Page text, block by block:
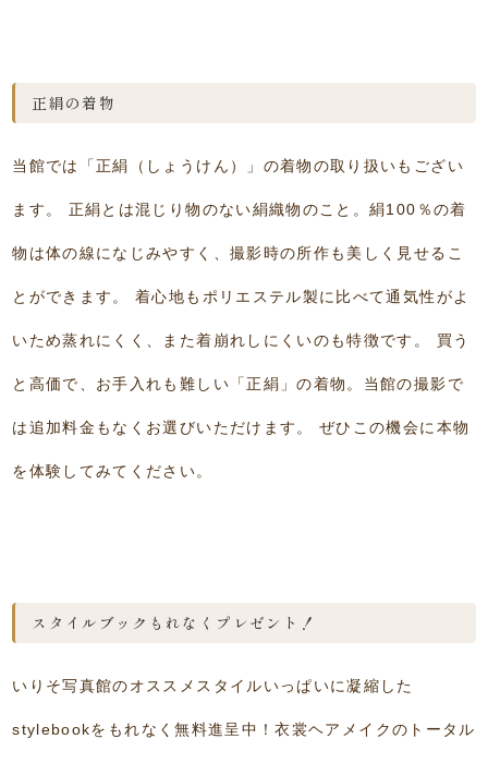
正絹の着物
当館では「正絹（しょうけん）」の着物の取り扱いもござい
ます。 正絹とは混じり物のない絹織物のこと。絹100％の着
物は体の線になじみやすく、撮影時の所作も美しく見せるこ
とができます。 着心地もポリエステル製に比べて通気性がよ
いため蒸れにくく、また着崩れしにくいのも特徴です。 買う
と高価で、お手入れも難しい「正絹」の着物。当館の撮影で
は追加料金もなくお選びいただけます。 ぜひこの機会に本物
を体験してみてください。
スタイルブックもれなくプレゼント！
いりそ写真館のオススメスタイルいっぱいに凝縮した
stylebookをもれなく無料進呈中！衣裳ヘアメイクのトータル